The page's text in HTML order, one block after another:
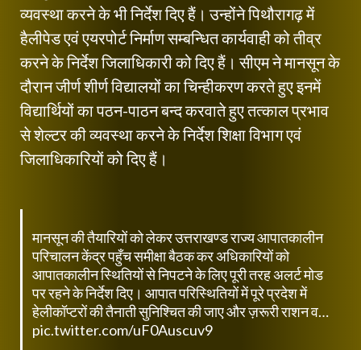
व्यवस्था करने के भी निर्देश दिए हैं। उन्होंने पिथौरागढ़ में
हैलीपेड एवं एयरपोर्ट निर्माण सम्बन्धित कार्यवाही को तीव्र
करने के निर्देश जिलाधिकारी को दिए हैं। सीएम ने मानसून के
दौरान जीर्ण शीर्ण विद्यालयों का चिन्हीकरण करते हुए इनमें
विद्यार्थियों का पठन-पाठन बन्द करवाते हुए तत्काल प्रभाव
से शेल्टर की व्यवस्था करने के निर्देश शिक्षा विभाग एवं
जिलाधिकारियों को दिए हैं।
मानसून की तैयारियों को लेकर उत्तराखण्ड राज्य आपातकालीन
परिचालन केंद्र पहुँच समीक्षा बैठक कर अधिकारियों को
आपातकालीन स्थितियों से निपटने के लिए पूरी तरह अलर्ट मोड
पर रहने के निर्देश दिए। आपात परिस्थितियों में पूरे प्रदेश में
हेलीकॉप्टरों की तैनाती सुनिश्चित की जाए और ज़रूरी राशन व…
pic.twitter.com/uF0Auscuv9